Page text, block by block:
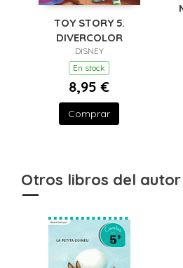
TOY STORY 5.
DIVERCOLOR
DISNEY
En stock
8,95 €
Comprar
Otros libros del autor